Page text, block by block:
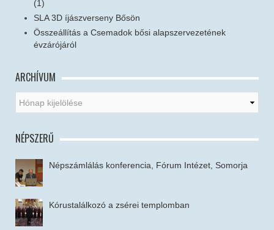
(1)
SLA 3D íjászverseny Bősön
Összeállítás a Csemadok bősi alapszervezetének
évzárójáról
ARCHÍVUM
NÉPSZERŰ
Népszámlálás konferencia, Fórum Intézet, Somorja
Kórustalálkozó a zsérei templomban